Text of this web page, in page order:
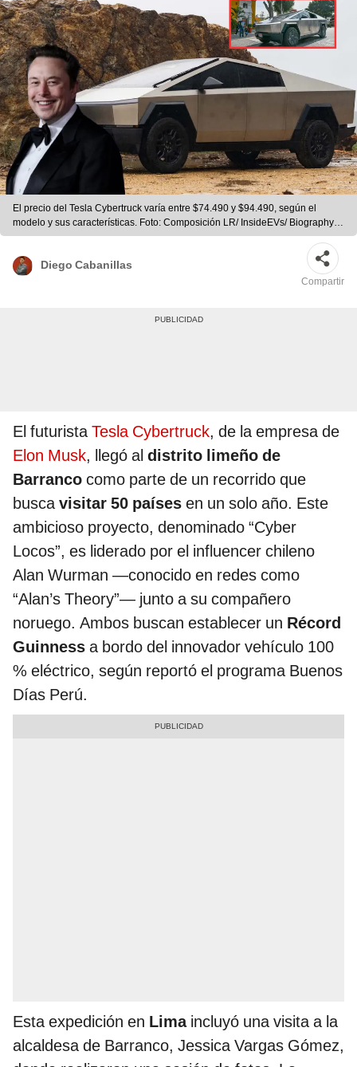
El precio del Tesla Cybertruck varía entre $74.490 y $94.490, según el
modelo y sus características. Foto: Composición LR/ InsideEVs/ Biography/
Municipalidad de Barranco
Diego Cabanillas
Compartir
El futuristaTesla Cybertruck, de la empresa de
Elon Musk, llegó al distrito limeño de
Barranco como parte de un recorrido que
buscavisitar 50 países en un solo año. Este
ambicioso proyecto, denominado “Cyber
Locos”, es liderado por el influencer chileno
Alan Wurman —conocido en redes como
“Alan’s Theory”— junto a su compañero
noruego. Ambos buscan establecer un Récord
Guinness a bordo del innovador vehículo 100
% eléctrico, según reportó el programa Buenos
Días Perú.
Esta expedición en Limaincluyó una visita a la
alcaldesa de Barranco, Jessica Vargas Gómez,